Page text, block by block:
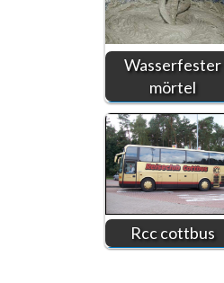
Wasserfester
mörtel
Rcc cottbus